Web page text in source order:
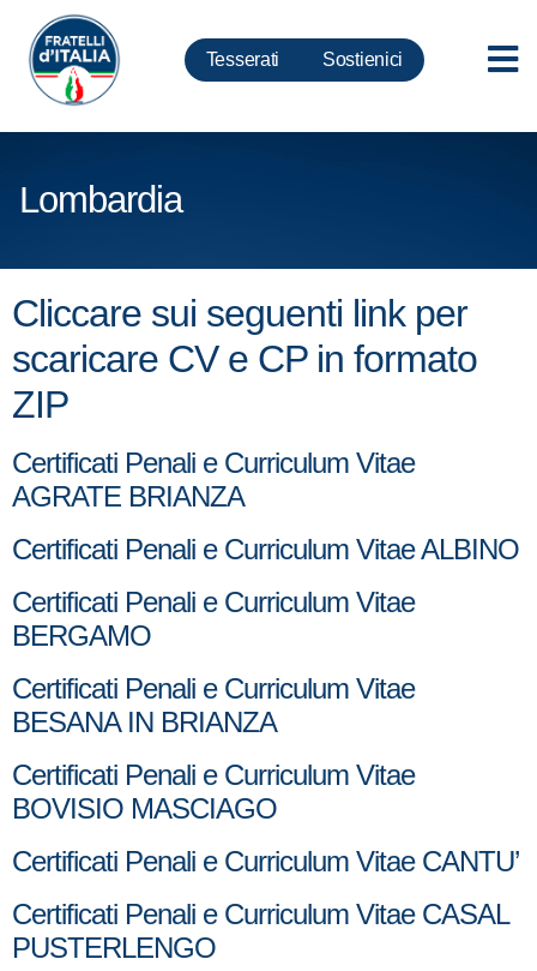
Tesserati Sostienici
Lombardia
Cliccare sui seguenti link per
scaricare CV e CP in formato
ZIP
Certificati Penali e Curriculum Vitae
AGRATE BRIANZA
Certificati Penali e Curriculum Vitae ALBINO
Certificati Penali e Curriculum Vitae
BERGAMO
Certificati Penali e Curriculum Vitae
BESANA IN BRIANZA
Certificati Penali e Curriculum Vitae
BOVISIO MASCIAGO
Certificati Penali e Curriculum Vitae CANTU’
Certificati Penali e Curriculum Vitae CASAL
PUSTERLENGO